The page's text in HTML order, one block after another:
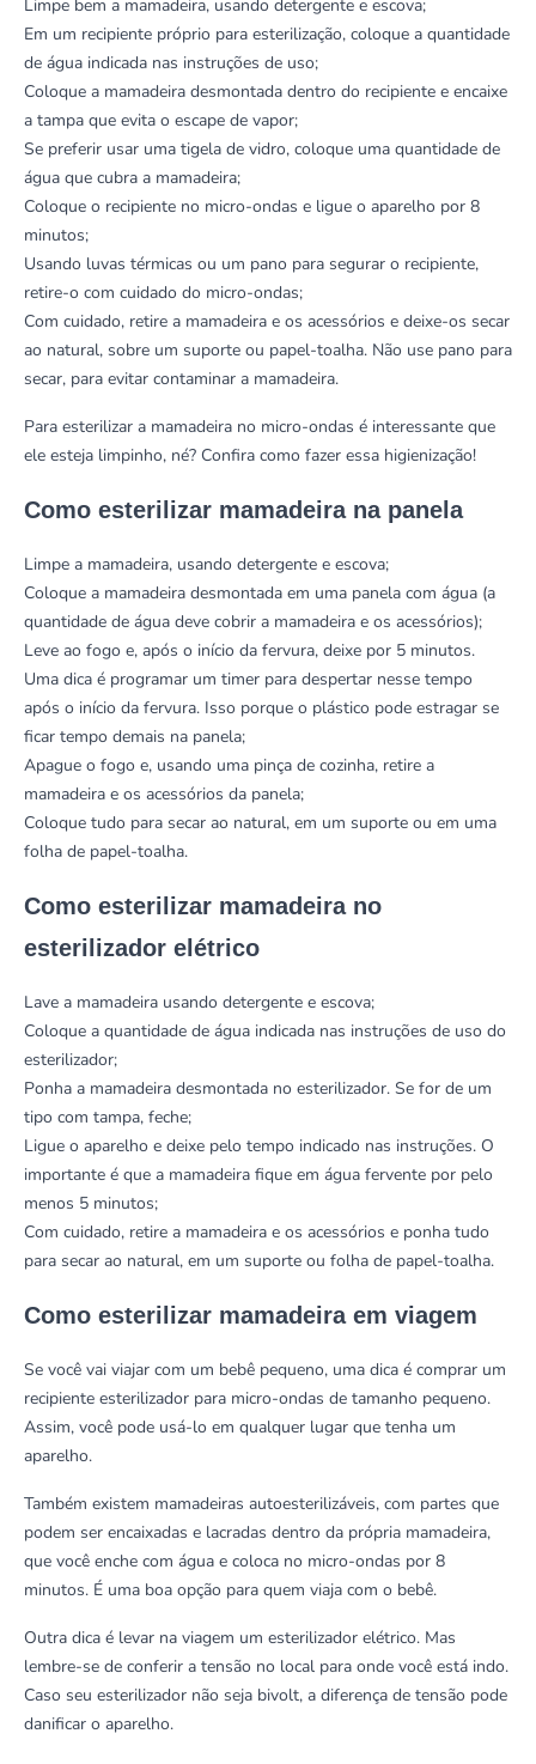
Limpe bem a mamadeira, usando detergente e escova;
Em um recipiente próprio para esterilização, coloque a quantidade
de água indicada nas instruções de uso;
Coloque a mamadeira desmontada dentro do recipiente e encaixe
a tampa que evita o escape de vapor;
Se preferir usar uma tigela de vidro, coloque uma quantidade de
água que cubra a mamadeira;
Coloque o recipiente no micro-ondas e ligue o aparelho por 8
minutos;
Usando luvas térmicas ou um pano para segurar o recipiente,
retire-o com cuidado do micro-ondas;
Com cuidado, retire a mamadeira e os acessórios e deixe-os secar
ao natural, sobre um suporte ou papel-toalha. Não use pano para
secar, para evitar contaminar a mamadeira.
Para esterilizar a mamadeira no micro-ondas é interessante que
ele esteja limpinho, né? Confira como fazer essa higienização!
Como esterilizar mamadeira na panela
Limpe a mamadeira, usando detergente e escova;
Coloque a mamadeira desmontada em uma panela com água (a
quantidade de água deve cobrir a mamadeira e os acessórios);
Leve ao fogo e, após o início da fervura, deixe por 5 minutos.
Uma dica é programar um timer para despertar nesse tempo
após o início da fervura. Isso porque o plástico pode estragar se
ficar tempo demais na panela;
Apague o fogo e, usando uma pinça de cozinha, retire a
mamadeira e os acessórios da panela;
Coloque tudo para secar ao natural, em um suporte ou em uma
folha de papel-toalha.
Como esterilizar mamadeira no
esterilizador elétrico
Lave a mamadeira usando detergente e escova;
Coloque a quantidade de água indicada nas instruções de uso do
esterilizador;
Ponha a mamadeira desmontada no esterilizador. Se for de um
tipo com tampa, feche;
Ligue o aparelho e deixe pelo tempo indicado nas instruções. O
importante é que a mamadeira fique em água fervente por pelo
menos 5 minutos;
Com cuidado, retire a mamadeira e os acessórios e ponha tudo
para secar ao natural, em um suporte ou folha de papel-toalha.
Como esterilizar mamadeira em viagem
Se você vai viajar com um bebê pequeno, uma dica é comprar um
recipiente esterilizador para micro-ondas de tamanho pequeno.
Assim, você pode usá-lo em qualquer lugar que tenha um
aparelho.
Também existem mamadeiras autoesterilizáveis, com partes que
podem ser encaixadas e lacradas dentro da própria mamadeira,
que você enche com água e coloca no micro-ondas por 8
minutos. É uma boa opção para quem viaja com o bebê.
Outra dica é levar na viagem um esterilizador elétrico. Mas
lembre-se de conferir a tensão no local para onde você está indo.
Caso seu esterilizador não seja bivolt, a diferença de tensão pode
danificar o aparelho.